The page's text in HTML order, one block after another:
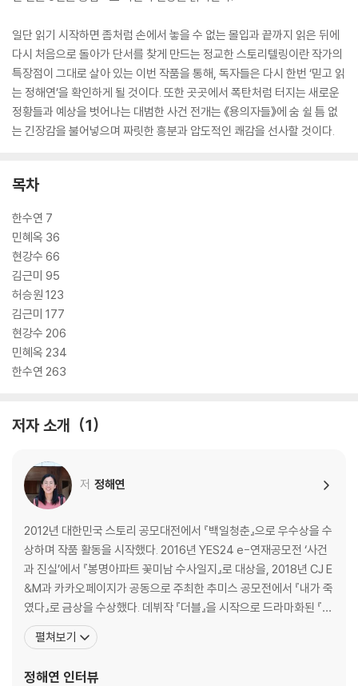
일단 읽기 시작하면 좀처럼 손에서 놓을 수 없는 몰입과 끝까지 읽은 뒤에
다시 처음으로 돌아가 단서를 찾게 만드는 정교한 스토리텔링이란 작가의
특장점이 그대로 살아 있는 이번 작품을 통해, 독자들은 다시 한번 ‘믿고 읽
는 정해연’을 확인하게 될 것이다. 또한 곳곳에서 폭탄처럼 터지는 새로운
정황들과 예상을 벗어나는 대범한 사건 전개는 《용의자들》에 숨 쉴 틈 없
는 긴장감을 불어넣으며 짜릿한 흥분과 압도적인 쾌감을 선사할 것이다.
목차
한수연 7
민혜옥 36
현강수 66
김근미 95
허승원 123
김근미 177
현강수 206
민혜옥 234
한수연 263
저자 소개 1
저 정해연
2012년 대한민국 스토리 공모대전에서 『백일청춘』으로 우수상을 수
상하며 작품 활동을 시작했다. 2016년 YES24 e-연재공모전 ‘사건
과 진실’에서 『봉명아파트 꽃미남 수사일지』로 대상을, 2018년 CJ E
&M과 카카오페이지가 공동으로 주최한 추미스 공모전에서 『내가 죽
였다』로 금상을 수상했다. 데뷔작 『더블』을 시작으로 드라마화된 『유
괴의 날』을 포함한 ‘날’ 시리즈, 『드라이브』 『매듭의 끝』과 같은 장편
소설을 여럿 출간했고, 특수 설정 스릴러 『못 먹는 남자』와 블랙 유머
펼쳐보기
정해연 인터뷰